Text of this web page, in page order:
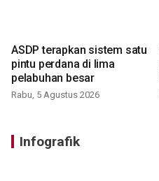
ASDP terapkan sistem satu
pintu perdana di lima
pelabuhan besar
Rabu, 5 Agustus 2026
Infografik